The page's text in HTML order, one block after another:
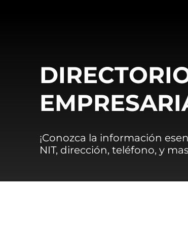
¡Conozca la información
NIT, dirección, teléfono, y